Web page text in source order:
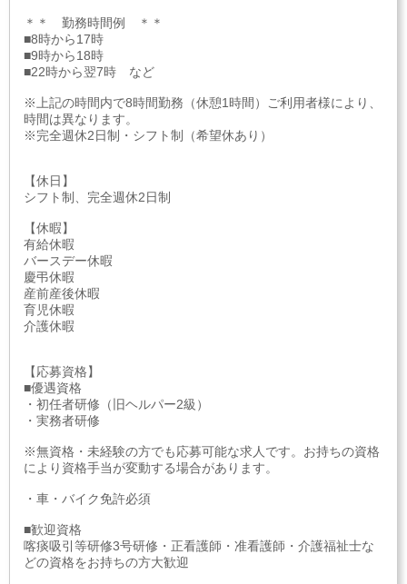
＊＊ 勤務時間例 ＊＊
■8時から17時
■9時から18時
■22時から翌7時 など
※上記の時間内で8時間勤務（休憩1時間）ご利用者様により、
時間は異なります。
※完全週休2日制・シフト制（希望休あり）
【休日】
シフト制、完全週休2日制
【休暇】
有給休暇
バースデー休暇
慶弔休暇
産前産後休暇
育児休暇
介護休暇
【応募資格】
■優遇資格
・初任者研修（旧ヘルパー2級）
・実務者研修
※無資格・未経験の方でも応募可能な求人です。お持ちの資格
により資格手当が変動する場合があります。
・車・バイク免許必須
■歓迎資格
喀痰吸引等研修3号研修・正看護師・准看護師・介護福祉士な
どの資格をお持ちの方大歓迎